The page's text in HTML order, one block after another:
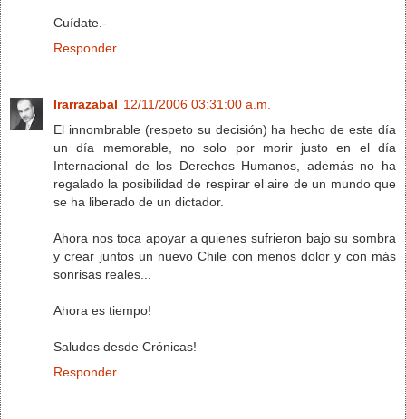
Cuídate.-
Responder
Irarrazabal 12/11/2006 03:31:00 a.m.
El innombrable (respeto su decisión) ha hecho de este día
un día memorable, no solo por morir justo en el día
Internacional de los Derechos Humanos, además no ha
regalado la posibilidad de respirar el aire de un mundo que
se ha liberado de un dictador.
Ahora nos toca apoyar a quienes sufrieron bajo su sombra
y crear juntos un nuevo Chile con menos dolor y con más
sonrisas reales...
Ahora es tiempo!
Saludos desde Crónicas!
Responder